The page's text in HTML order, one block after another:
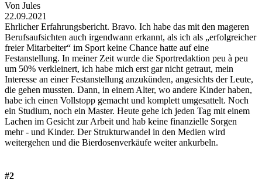
Von Jules
22.09.2021
Ehrlicher Erfahrungsbericht. Bravo. Ich habe das mit den mageren
Berufsaufsichten auch irgendwann erkannt, als ich als „erfolgreicher
freier Mitarbeiter“ im Sport keine Chance hatte auf eine
Festanstellung. In meiner Zeit wurde die Sportredaktion peu à peu
um 50% verkleinert, ich habe mich erst gar nicht getraut, mein
Interesse an einer Festanstellung anzukünden, angesichts der Leute,
die gehen mussten. Dann, in einem Alter, wo andere Kinder haben,
habe ich einen Vollstopp gemacht und komplett umgesattelt. Noch
ein Studium, noch ein Master. Heute gehe ich jeden Tag mit einem
Lachen im Gesicht zur Arbeit und hab keine finanzielle Sorgen
mehr - und Kinder. Der Strukturwandel in den Medien wird
weitergehen und die Bierdosenverkäufe weiter ankurbeln.
#2